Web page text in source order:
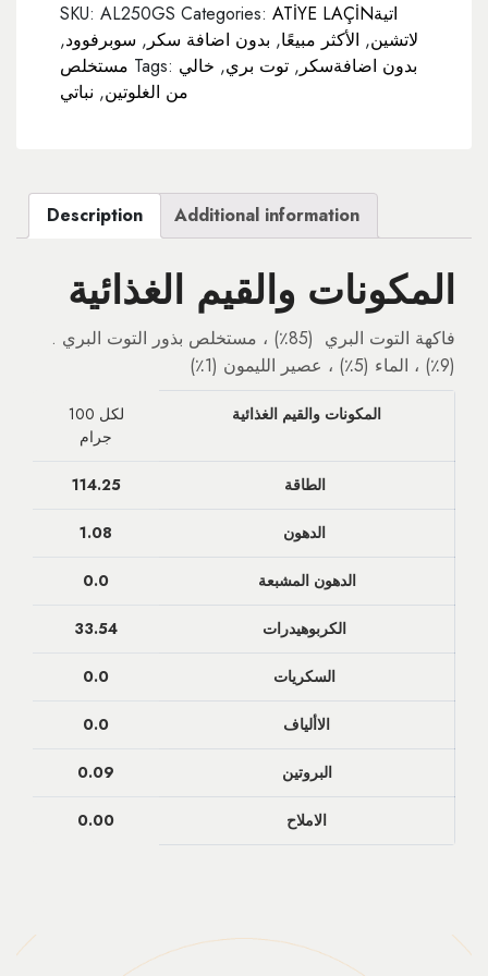
SKU: AL250GS Categories: ATİYE LAÇİNاتية
لاتشين, الأكثر مبيعًا, بدون اضافة سكر , سوبرفوود,
مستخلص Tags: بدون اضافةسكر , توت بري, خالي
من الغلوتين, نباتي
Description Additional information
المكونات والقيم الغذائية
.فاكهة التوت البري (85٪) ، مستخلص بذور التوت البري
(9٪) ، الماء (5٪) ، عصير الليمون (1٪)
لكل 100
جرام
المكونات والقيم الغذائية
114.25 الطاقة
1.08
0.0 الدهون المشبعة
33.54
0.0
0.0 الاألياف
0.09 البروتين
0.00 الاملاح